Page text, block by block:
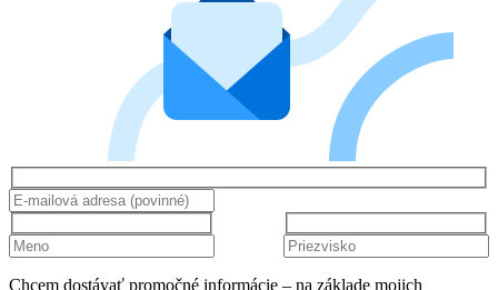
Chcem dostávať promočné informácie – na základe mojich